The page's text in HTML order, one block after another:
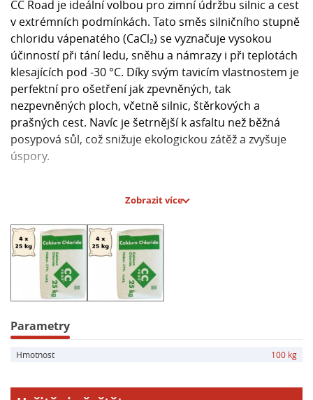
CC Road je ideální volbou pro zimní údržbu silnic a cest
v extrémních podmínkách. Tato směs silničního stupně
chloridu vápenatého (CaCl₂) se vyznačuje vysokou
účinností při tání ledu, sněhu a námrazy i při teplotách
klesajících pod -30 °C. Díky svým tavicím vlastnostem je
perfektní pro ošetření jak zpevněných, tak
nezpevněných ploch, včetně silnic, štěrkových a
prašných cest. Navíc je šetrnější k asfaltu než běžná
posypová sůl, což snižuje ekologickou zátěž a zvyšuje
úspory.
- Tavicí účinek i při teplotách pod -30 °C
- Vysoká účinnost s nízkou spotřebou
- Šetrný k asfaltovým povrchům
- Možnost aplikace samostatně nebo ve směsi se
solí/pískem
Balení a dostupné varianty:
- 50 kg (2 × 25 kg)
Zobrazit více
Parametry
Hmotnost 100 kg